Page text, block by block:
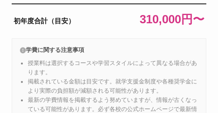
初年度合計（目安） 310,000円〜
学費に関する注意事項
授業料は選択するコースや学習スタイルによって異なる場合があ
ります。
掲載されている金額は目安です。就学支援金制度や各種奨学金に
より実際の負担額が減額される可能性があります。
最新の学費情報を掲載するよう努めていますが、情報が古くなっ
ている可能性があります。必ず各校の公式ホームページで最新情